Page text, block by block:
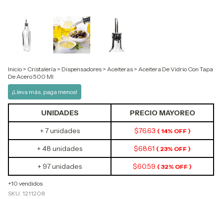
Inicio > Cristalería > Dispensadores > Aceiteras > Aceitera De Vidrio Con Tapa
De Acero 500 Ml
¡Lleva más, paga menos!
PRECIO MAYOREO
UNIDADES
$76.63 ( 14% OFF )
+ 7 unidades
$68.61 ( 23% OFF )
+ 48 unidades
$60.59 ( 32% OFF )
+ 97 unidades
+10 vendidos
SKU: 1211208